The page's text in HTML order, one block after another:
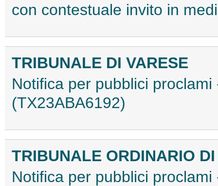
con contestuale invito in
TRIBUNALE DI VARESE
Notifica per pubblici
(TX23ABA6192)
TRIBUNALE ORDINARIO
Notifica per pubblici